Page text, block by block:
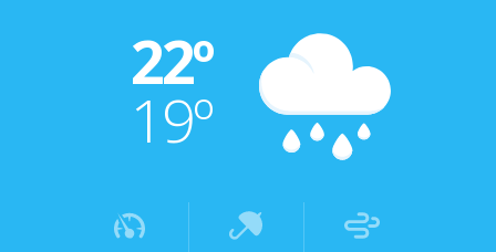
22º
19º